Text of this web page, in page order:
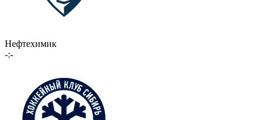
Нефтехимик
-:-